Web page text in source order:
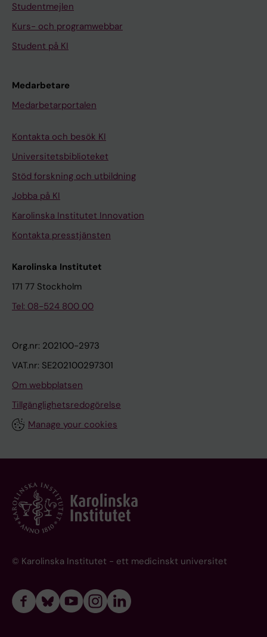
Studentmejlen
Kurs- och programwebbar
Student på KI
Medarbetare
Medarbetarportalen
Kontakta och besök KI
Universitetsbiblioteket
Stöd forskning och utbildning
Jobba på KI
Karolinska Institutet Innovation
Kontakta presstjänsten
Karolinska Institutet
171 77 Stockholm
Tel: 08-524 800 00
Org.nr: 202100-2973
VAT.nr: SE202100297301
Om webbplatsen
Tillgänglighetsredogörelse
Manage your cookies
© Karolinska Institutet - ett medicinskt universitet